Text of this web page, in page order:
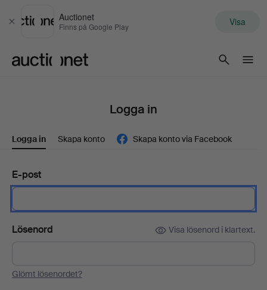
Stäng
Auctionet
Finns på Google Play Visa
Logga in
Logga in Skapa konto Skapa konto via Facebook
E-post
Lösenord Visa lösenord i klartext.
Glömt lösenordet?